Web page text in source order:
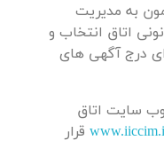
به مدیریت
اتاق انتخاب و
درج آگهی های
سایت اتاق
قرار